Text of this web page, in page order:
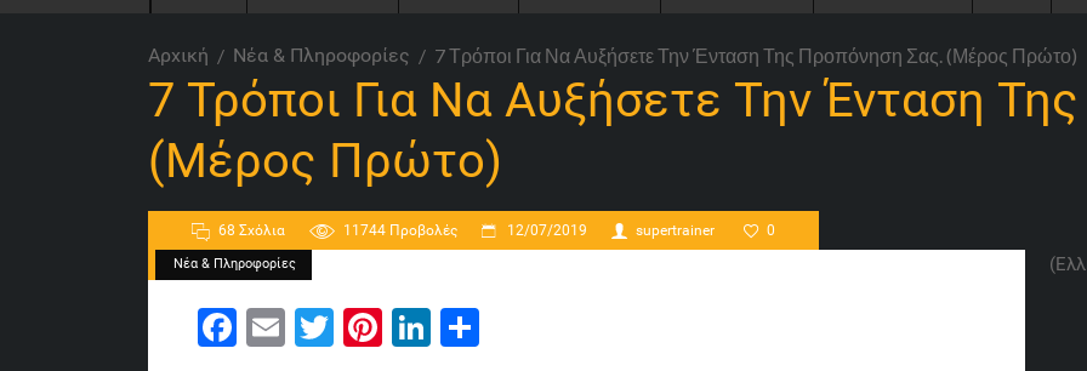
Αρχική Νέα & Πληροφορίες 7 Τρόποι Για Να Αυξήσετε Την Ένταση Της Προπόνηση Σας. (Μέρος Πρώτο)
7 Τρόποι Για Να Αυξήσετε Την Ένταση
(Μέρος Πρώτο)
Νέα & Πληροφορίες
68 Σχόλια 11744 Προβολές 12/07/2019 supertrainer 0
Facebook
EmailTwitter
Pinterest
LinkedIn